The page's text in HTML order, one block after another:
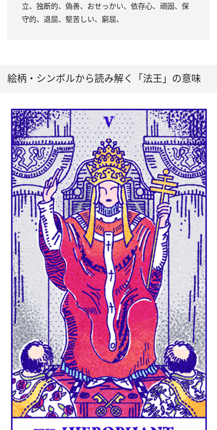
立、独断的、偽善、おせっかい、依存心、頑固、保
守的、退屈、堅苦しい、窮屈、
絵柄・シンボルから読み解く「法王」の意味